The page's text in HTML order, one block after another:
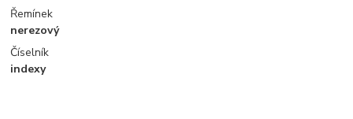
Řemínek
nerezový
Číselník
indexy